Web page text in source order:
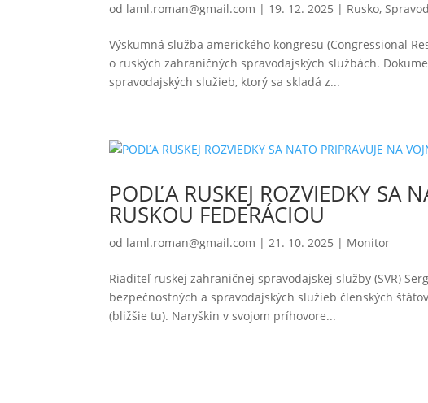
od laml.roman@gmail.com | 19. 12. 2025 | Rusko,
Výskumná služba amerického kongresu (Congressional
o ruských zahraničných spravodajských službách.
spravodajských služieb, ktorý sa skladá z...
PODĽA RUSKEJ ROZVIEDKY SA
RUSKOU FEDERÁCIOU
od laml.roman@gmail.com |21. 10. 2025 | Monitor
Riaditeľ ruskej zahraničnej spravodajskej služby (SVR)
bezpečnostných a spravodajských služieb členských
(bližšie tu). Naryškin v svojom príhovore...